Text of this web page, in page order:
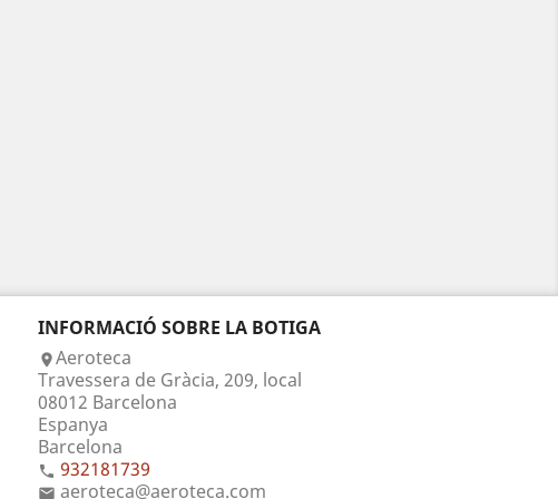
INFORMACIÓ SOBRE LA BOTIGA
Aeroteca
Travessera de Gràcia, 209, local
08012 Barcelona
Espanya
Barcelona
 932181739
 aeroteca@aeroteca.com